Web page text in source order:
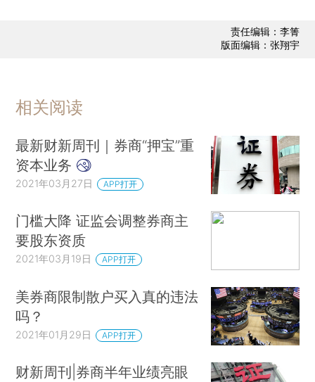
责任编辑：李箐
版面编辑：张翔宇
相关阅读
最新财新周刊｜券商“押宝”重
资本业务
2021年03月27日 APP打开
门槛大降 证监会调整券商主
要股东资质
2021年03月19日 APP打开
美券商限制散户买入真的违法
吗？
2021年01月29日 APP打开
财新周刊|券商半年业绩亮眼